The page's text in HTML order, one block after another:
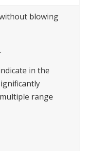
blowing
in the
range